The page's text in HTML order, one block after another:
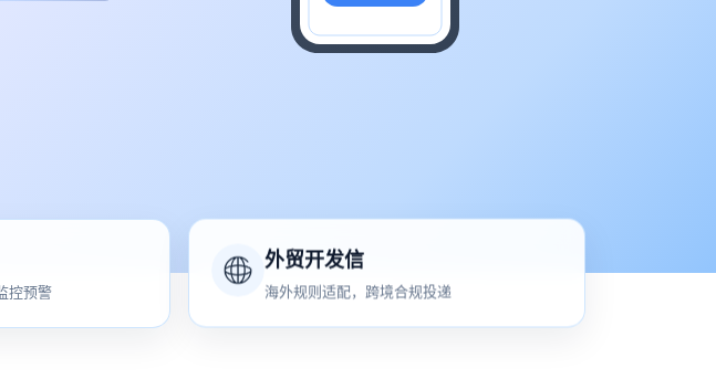
控预警
外贸开发信
海外规则适配，跨境合规投递